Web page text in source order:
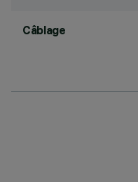
Câblage